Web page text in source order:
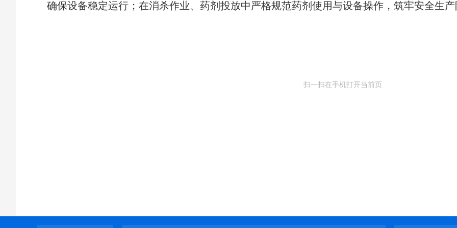
确保设备稳定运行；在消杀作业、药剂投放中严格规范药剂使用与设备操作，筑牢安全生
扫一扫在手机打开当前页